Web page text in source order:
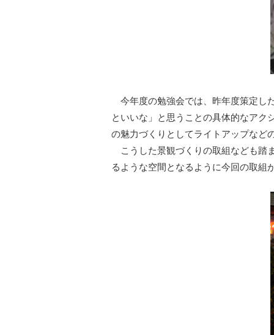
今年度の勉強会では、昨年度策定し
といいな」と思うことの具体的なアク
の魅力づくりとしてライトアップなど
こうした景観づくりの取組なども踏
るような空間となるように今回の取組